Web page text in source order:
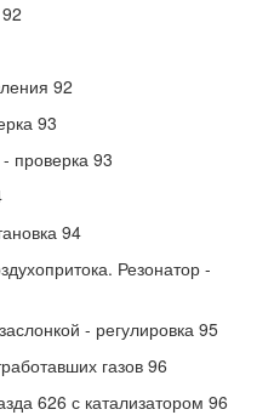
92
93
проверка 93
94
Резонатор -
- регулировка 95
газов 96
626 с катализатором 96